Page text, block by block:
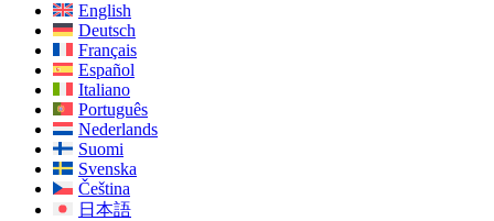
English
Deutsch
Français
Español
Italiano
Português
Nederlands
Suomi
Svenska
Čeština
日本語